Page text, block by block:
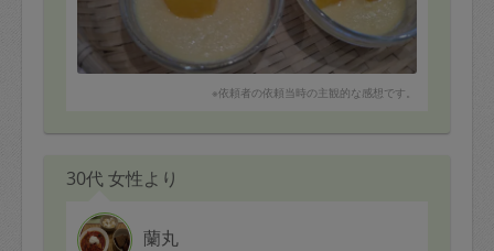
※依頼者の依頼当時の主観的な感想です。
30代 女性より
蘭丸